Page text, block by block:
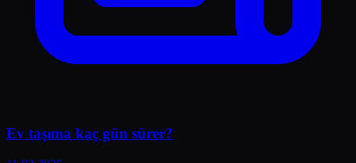
Ev taşıma kaç gün sürer?